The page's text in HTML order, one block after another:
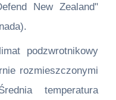
New Zealand"
podzwrotnikowy
rozmieszczonymi
temperatura